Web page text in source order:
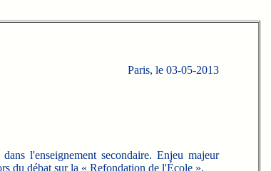
Paris, le 03-05-2013
l'enseignement secondaire. Enjeu majeur
du débat sur la « Refondation de l'École ».